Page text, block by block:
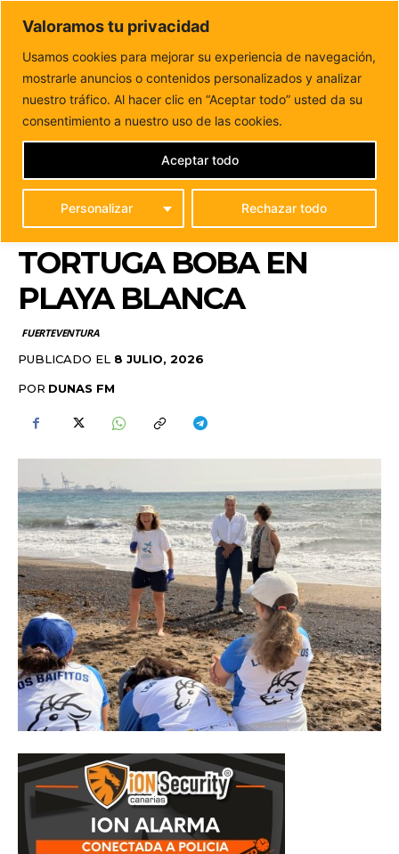
Valoramos tu privacidad
Usamos cookies para mejorar su experiencia de navegación,
mostrarle anuncios o contenidos personalizados y analizar
nuestro tráfico. Al hacer clic en “Aceptar todo” usted da su
consentimiento a nuestro uso de las cookies.
Personalizar Rechazar todo
Aceptar todo
DUNAS FM
Tu informacion de forma cercana
Inicio FUERTEVENTURA
Unos 60 niños del campamento
Los Baifitos participan en la suelta de...
UNOS 60 NIÑOS DEL
CAMPAMENTO LOS
BAIFITOS PARTICIPAN
EN LA SUELTA DE UNA
TORTUGA BOBA EN
PLAYA BLANCA
FUERTEVENTURA
PUBLICADO EL 8 JULIO, 2026
POR DUNAS FM